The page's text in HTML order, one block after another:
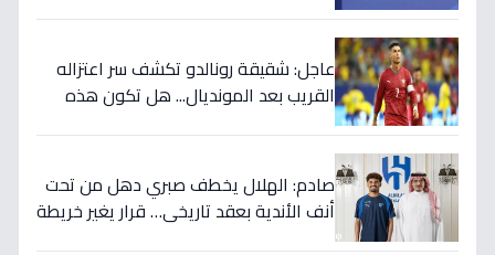
عاجل: شقيقة رونالدو تكشف سر اعتزاله
القريب بعد المونديال... هل تكون هذه
صادم: الهلال يخطف صبري دهل من تحت
أنف الأندية بعقد تاريخي… قرار يغير خريطة